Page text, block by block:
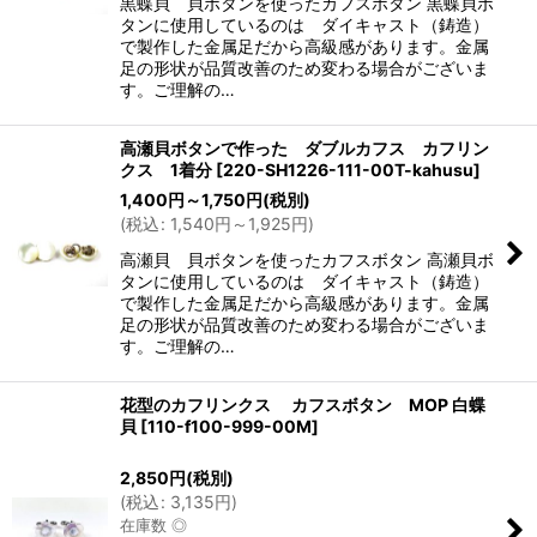
タンに使用しているのは ダイキャスト（鋳造）
で製作した金属足だから高級感があります。金属
足の形状が品質改善のため変わる場合がございま
す。ご理解の…
高瀬貝ボタンで作った ダブルカフス カフリン
クス 1着分 [220-SH1226-111-00T-kahusu]
1,400 円 ～1,750 円(税別)
(税込: 1,540円 ～1,925円)
高瀬貝 貝ボタンを使ったカフスボタン 高瀬貝ボ
タンに使用しているのは ダイキャスト（鋳造）
で製作した金属足だから高級感があります。金属
足の形状が品質改善のため変わる場合がございま
す。ご理解の…
花型のカフリンクス カフスボタン MOP 白蝶
貝 [110-f100-999-00M]
2,850 円(税別)
(税込: 3,135円)
在庫数 ◎